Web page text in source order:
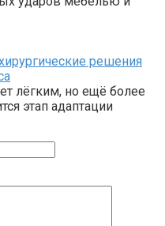
решения
лёгким, но ещё более
этап адаптации